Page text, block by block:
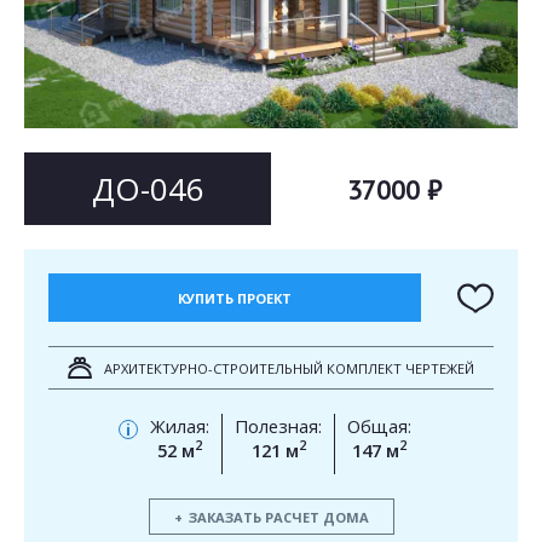
ДО-046 37000 ₽
КУПИТЬ ПРОЕКТ
АРХИТЕКТУРНО-СТРОИТЕЛЬНЫЙ КОМПЛЕКТ ЧЕРТЕЖЕЙ
i
Жилая:
52 м2
Полезная:
121 м2
Общая:
147 м2
ЗАКАЗАТЬ РАСЧЕТ ДОМА
Согласен на обработку персональных данных
ОТПРАВИТЬ
Согласен на обработку персональных данных
This site is protected by reCAPTCHA and the GooglePrivacy PolicyandTerms of Service
apply.